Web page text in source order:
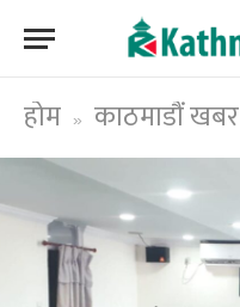
होम » काठमाडौं खबर